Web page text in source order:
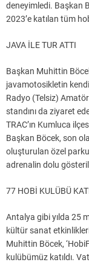
deneyimledi. Başkan
2023’e katılan tüm
JAVA İLE TUR ATTI
Başkan Muhittin
javamotosikletin
Radyo (Telsiz)
standını da ziyaret
TRAC’ın Kumluca
Başkan Böcek, son
oluşturulan özel
adrenalin dolu
77 HOBİ KULÜBÜ
Antalya gibi yılda 25
kültür sanat
Muhittin Böcek,
kulübümüz katıldı.